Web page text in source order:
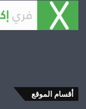
أقسام الموقع